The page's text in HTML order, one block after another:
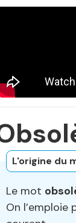
L'origine du
Le mot
On l’emploie